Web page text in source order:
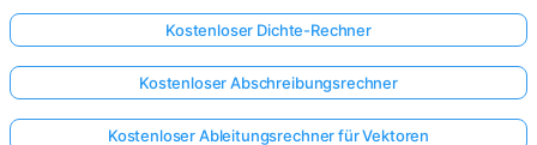
Kostenloser Dichte-Rechner
Kostenloser Abschreibungsrechner
Kostenloser Ableitungsrechner für Vektoren